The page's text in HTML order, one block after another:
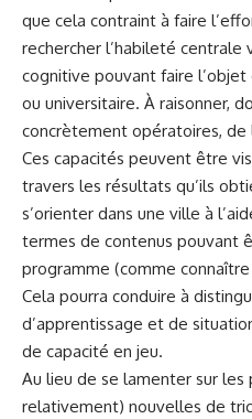
que cela contraint à faire
rechercher l’habileté centrale
cognitive pouvant faire l’objet
ou universitaire. À raisonner,
concrètement opératoires, de
Ces capacités peuvent être
travers les résultats qu’ils
s’orienter dans une ville à
termes de contenus pouvant
programme (comme
Cela pourra conduire à
d’apprentissage et de
de capacité en jeu.
Au lieu de se lamenter sur les
relativement) nouvelles de